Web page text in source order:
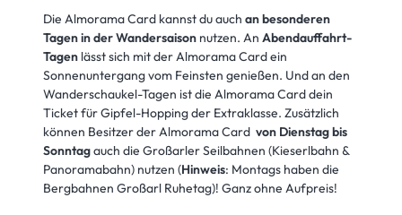
Die Almorama Card kannst du auch an besonderen
Tagen in der Wandersaison nutzen. An Abendauffahrt-
Tagen lässt sich mit der Almorama Card ein
Sonnenuntergang vom Feinsten genießen. Und an den
Wanderschaukel-Tagen ist die Almorama Card dein
Ticket für Gipfel-Hopping der Extraklasse. Zusätzlich
können Besitzer der Almorama Card von Dienstag bis
Sonntagauch die Großarler Seilbahnen (Kieserlbahn &
Panoramabahn) nutzen (Hinweis: Montags haben die
Bergbahnen Großarl Ruhetag)! Ganz ohne Aufpreis!